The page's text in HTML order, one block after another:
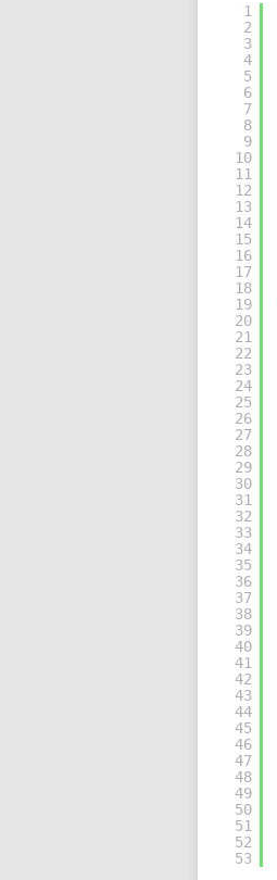
1
2
3
4
5
6
7
8
9
10
11
12
13
14
15
16
17
18
19
20
21
22
23
24
25
26
27
28
29
30
31
32
33
34
35
36
37
38
39
40
41
42
43
44
45
46
47
48
49
50
51
52
53